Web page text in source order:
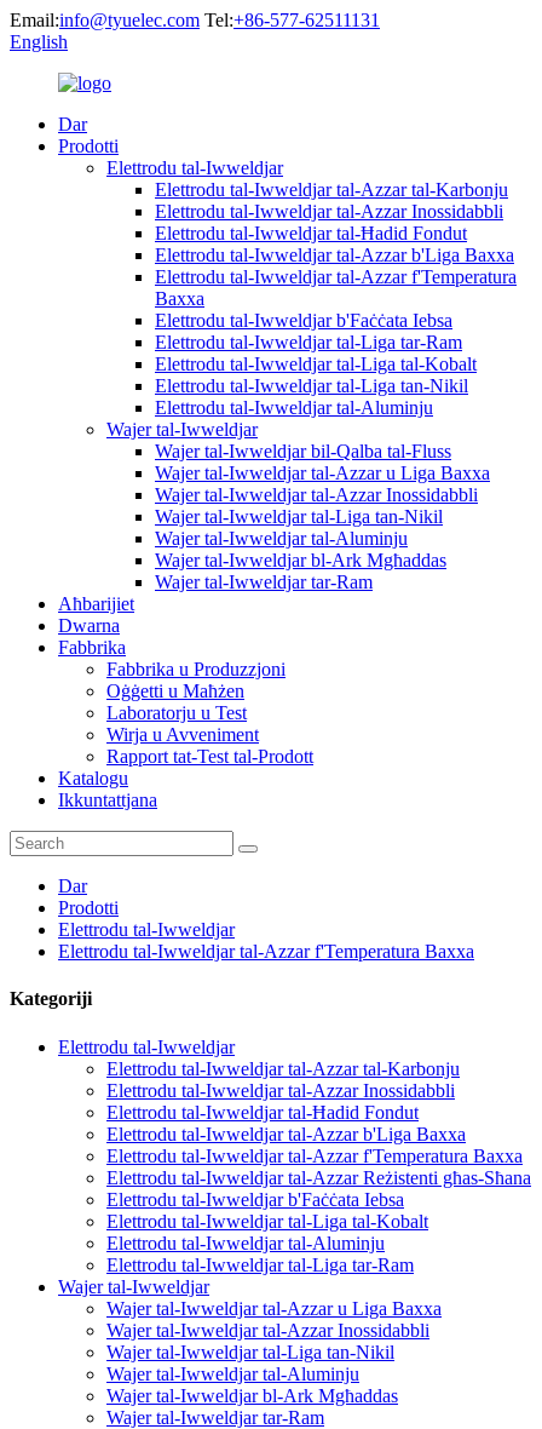
Email:info@tyuelec.com Tel:+86-577-62511131
English
Dar
Prodotti
Elettrodu tal-Iwweldjar
Elettrodu tal-Iwweldjar tal-Azzar tal-Karbonju
Elettrodu tal-Iwweldjar tal-Azzar Inossidabbli
Elettrodu tal-Iwweldjar tal-Ħadid Fondut
Elettrodu tal-Iwweldjar tal-Azzar b'Liga Baxxa
Elettrodu tal-Iwweldjar tal-Azzar f'Temperatura
Baxxa
Elettrodu tal-Iwweldjar b'Faċċata Iebsa
Elettrodu tal-Iwweldjar tal-Liga tar-Ram
Elettrodu tal-Iwweldjar tal-Liga tal-Kobalt
Elettrodu tal-Iwweldjar tal-Liga tan-Nikil
Elettrodu tal-Iwweldjar tal-Aluminju
Wajer tal-Iwweldjar
Wajer tal-Iwweldjar bil-Qalba tal-Fluss
Wajer tal-Iwweldjar tal-Azzar u Liga Baxxa
Wajer tal-Iwweldjar tal-Azzar Inossidabbli
Wajer tal-Iwweldjar tal-Liga tan-Nikil
Wajer tal-Iwweldjar tal-Aluminju
Wajer tal-Iwweldjar bl-Ark Mgħaddas
Wajer tal-Iwweldjar tar-Ram
Aħbarijiet
Dwarna
Fabbrika
Fabbrika u Produzzjoni
Oġġetti u Maħżen
Laboratorju u Test
Wirja u Avveniment
Rapport tat-Test tal-Prodott
Katalogu
Ikkuntattjana
Dar
Prodotti
Elettrodu tal-Iwweldjar
Elettrodu tal-Iwweldjar tal-Azzar f'Temperatura Baxxa
Kategoriji
Elettrodu tal-Iwweldjar
Elettrodu tal-Iwweldjar tal-Azzar tal-Karbonju
Elettrodu tal-Iwweldjar tal-Azzar Inossidabbli
Elettrodu tal-Iwweldjar tal-Ħadid Fondut
Elettrodu tal-Iwweldjar tal-Azzar b'Liga Baxxa
Elettrodu tal-Iwweldjar tal-Azzar f'Temperatura Baxxa
Elettrodu tal-Iwweldjar tal-Azzar Reżistenti għas-Sħana
Elettrodu tal-Iwweldjar b'Faċċata Iebsa
Elettrodu tal-Iwweldjar tal-Liga tal-Kobalt
Elettrodu tal-Iwweldjar tal-Aluminju
Elettrodu tal-Iwweldjar tal-Liga tar-Ram
Wajer tal-Iwweldjar
Wajer tal-Iwweldjar tal-Azzar u Liga Baxxa
Wajer tal-Iwweldjar tal-Azzar Inossidabbli
Wajer tal-Iwweldjar tal-Liga tan-Nikil
Wajer tal-Iwweldjar tal-Aluminju
Wajer tal-Iwweldjar bl-Ark Mgħaddas
Wajer tal-Iwweldjar tar-Ram